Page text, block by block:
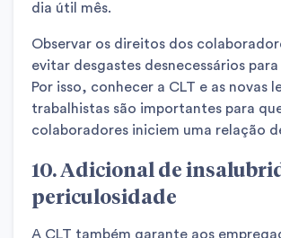
dia útil mês.
Observar os direitos dos
evitar desgastes desnecessários para
Por isso, conhecer a CLT e as novas
trabalhistas são importantes para
colaboradores iniciem uma relação
10.Adicional de
periculosidade
A CLT também garante aos